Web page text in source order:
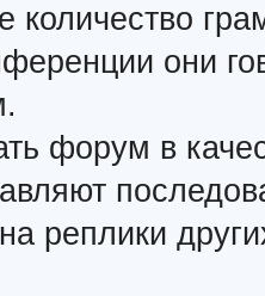
количество
они
форум в
реплики